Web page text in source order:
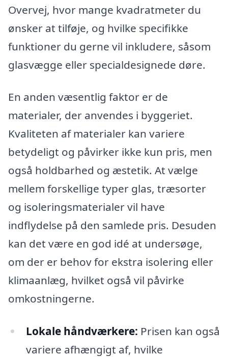
Overvej, hvor mange kvadratmeter du
ønsker at tilføje, og hvilke specifikke
funktioner du gerne vil inkludere, såsom
glasvægge eller specialdesignede døre.
En anden væsentlig faktor er de
materialer, der anvendes i byggeriet.
Kvaliteten af materialer kan variere
betydeligt og påvirker ikke kun pris, men
også holdbarhed og æstetik. At vælge
mellem forskellige typer glas, træsorter
og isoleringsmaterialer vil have
indflydelse på den samlede pris. Desuden
kan det være en god idé at undersøge,
om der er behov for ekstra isolering eller
klimaanlæg, hvilket også vil påvirke
omkostningerne.
Lokale håndværkere: Prisen kan også
variere afhængigt af, hvilke